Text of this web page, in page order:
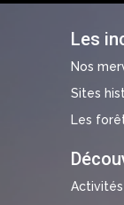
Les
Nos
Sites
Les